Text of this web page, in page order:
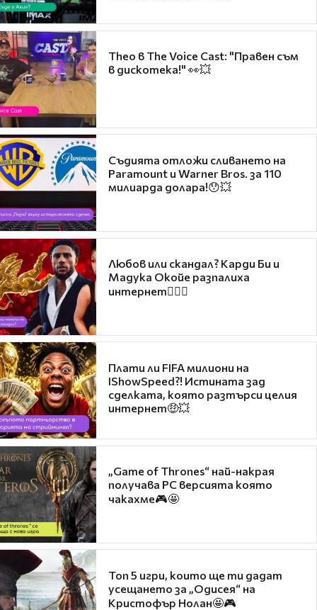
Theo в The Voice Cast: "Правен съм
в дискотека!" 👀💥
Съдията отложи сливането на
Paramount и Warner Bros. за 110
милиарда долара!😯💥
Любов или скандал? Карди Би и
Мадука Окойе разпалиха
интернет❤️‍🔥🔥
Плати ли FIFA милиони на
IShowSpeed?! Истината зад
сделката, която разтърси целия
интернет🤑💥
„Game of Thrones“ най-накрая
получава PC версията която
чакахме🎮🤩
Топ 5 игри, които ще ти дадат
усещането за „Одисея“ на
Кристофър Нолан🤩🎮